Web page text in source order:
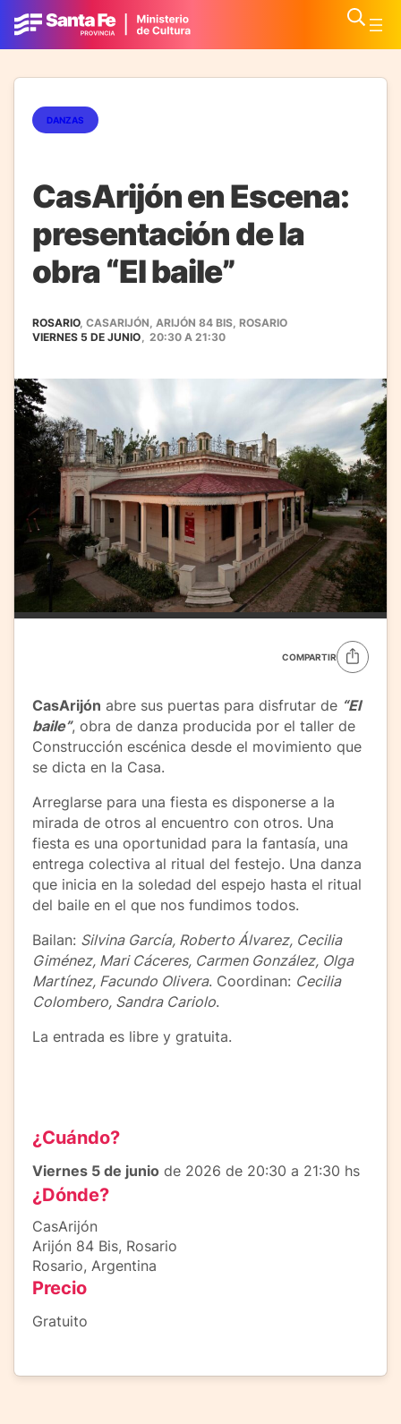
DANZAS
CasArijón en Escena:
presentación de la
obra “El baile”
ROSARIO, CASARIJÓN, ARIJÓN 84 BIS, ROSARIO
VIERNES 5 DE JUNIO, 20:30 A 21:30
COMPARTIR
CasArijón abre sus puertas para disfrutar de “El
baile”, obra de danza producida por el taller de
Construcción escénica desde el movimiento que
se dicta en la Casa.
Arreglarse para una fiesta es disponerse a la
mirada de otros al encuentro con otros. Una
fiesta es una oportunidad para la fantasía, una
entrega colectiva al ritual del festejo. Una danza
que inicia en la soledad del espejo hasta el ritual
del baile en el que nos fundimos todos.
Bailan: Silvina García, Roberto Álvarez, Cecilia
Giménez, Mari Cáceres, Carmen González, Olga
Martínez, Facundo Olivera. Coordinan: Cecilia
Colombero, Sandra Cariolo.
La entrada es libre y gratuita.
¿Cuándo?
Viernes 5 de junio de 2026 de 20:30 a 21:30 hs
¿Dónde?
CasArijón
Arijón 84 Bis, Rosario
Rosario, Argentina
Precio
Gratuito